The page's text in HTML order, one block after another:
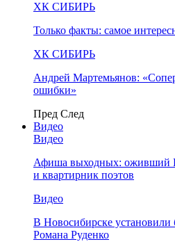
ХК СИБИРЬ
Только факты: самое
ХК СИБИРЬ
Андрей Мартемьянов:
ошибки»
Пред След
Видео
Видео
Афиша выходных: оживший
и квартирник поэтов
Видео
В Новосибирске
Романа Руденко